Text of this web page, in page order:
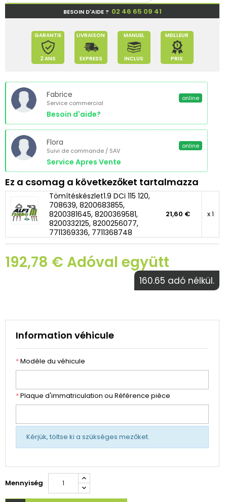
BESOIN D'AIDE ? 02 46 65 09 41
GARANTIE
2 ANS
LIVRAISON
EXPRESS
MANUEL
INCLUS
MEILLEUR
PRIX
Fabrice
Service commercial
Besoin d'aide?
online
Flora
Suivi de commande / SAV
Service Apres Vente
online
Ez a csomag a következőket tartalmazza
Tömítéskészlet1.9 DCi 115 120,
708639, 8200683855,
8200381645, 8200369581,
8200332125, 8200256077,
7711369336, 7711368748
21,60 € x 1
192,78 € Adóval együtt
160.65 adó nélkül.
Information véhicule
*Modèle du véhicule
*Plaque d'immatriculation ou Référence pièce
Kérjük, töltse ki a szükséges mezőket.
Mennyiség